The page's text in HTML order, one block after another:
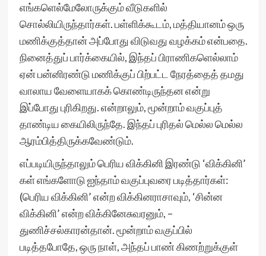
எங்களெல்மேலோருக்கும் வீடுகளில்
சொல்லியிருந்தார்கள். பள்ளிக்கூடம், மத்தியானம் ஒரு
மணிக்குத்தான் அப்போது விடுவது வழக்கம் என்பதை.
நினைத்துப் பார்க்கையில், இந்தப் பிராணிகளெல்லாம்
ஏன் பன்னிரண்டு மணிக்குப் பிற்பட்ட நேரத்தைத் தமது
வாலாய வேளையாகக் கொண்டிருந்தன என்று
இப்போது புரிகிறது. என்றாலும், மூன்றாம் வகுப்புத்
தாண்டிய கையிலிருந்தே. இந்தப் புரிதல் மெல்ல மெல்ல
ஆரம்பித்திருக்கவேண்டும்.
எப்படியிருந்தாலும் பெரிய விக்கினி இரண்டு ‘விக்கினி’
கள் எங்களோடு ஐந்தாம் வகுப்புவரை படித்தார்கள்:
(பெரிய விக்கினி’ என்ற விக்கினராசாவும், ‘சின்ன
விக்கினி’ என்ற விக்கினேசுவரனும், –
துணிச்சல்காரன்தான். மூன்றாம் வகுப்பில்
படித்தபோதே, ஒரு நாள், அந்தப் பாண் கிணற்றுக்குள்